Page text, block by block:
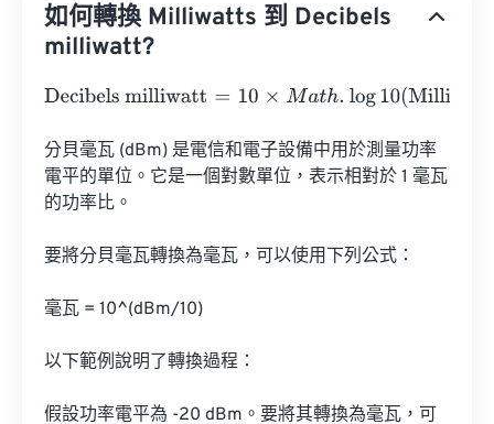
如何轉換 Milliwatts 到 Decibels
milliwatt?
Decibels milliwatt=10 ×M ath .log10(Milliwatts)
分貝毫瓦 (dBm) 是電信和電子設備中用於測量功率
電平的單位。它是一個對數單位，表示相對於 1 毫瓦
的功率比。
要將分貝毫瓦轉換為毫瓦，可以使用下列公式：
毫瓦 = 10^(dBm/10)
以下範例說明了轉換過程：
假設功率電平為 -20 dBm。要將其轉換為毫瓦，可